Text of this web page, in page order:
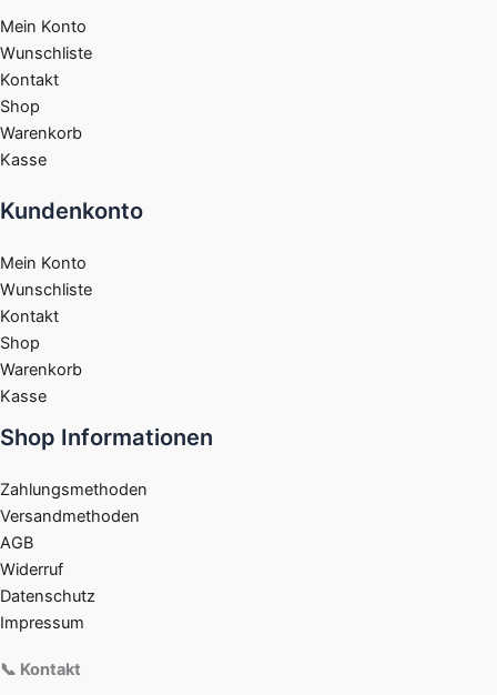
Mein Konto
Wunschliste
Kontakt
Shop
Warenkorb
Kasse
Kundenkonto
Mein Konto
Wunschliste
Kontakt
Shop
Warenkorb
Kasse
Shop Informationen
Zahlungsmethoden
Versandmethoden
AGB
Widerruf
Datenschutz
Impressum
📞 Kontakt